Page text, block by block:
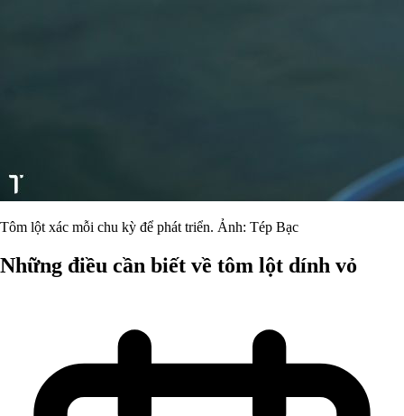
Tôm lột xác mỗi chu kỳ để phát triển. Ảnh: Tép Bạc
Những điều cần biết về tôm lột dính vỏ